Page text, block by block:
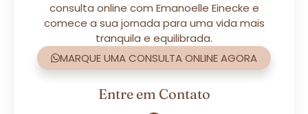
consulta online com Emanoelle Einecke e
comece a sua jornada para uma vida mais
tranquila e equilibrada.
MARQUE UMA CONSULTA ONLINE AGORA
Entre em Contato